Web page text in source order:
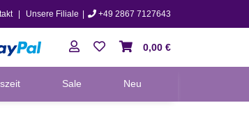
Unsere Filiale +49 2867 7127643
0,00 €
Sale Neu